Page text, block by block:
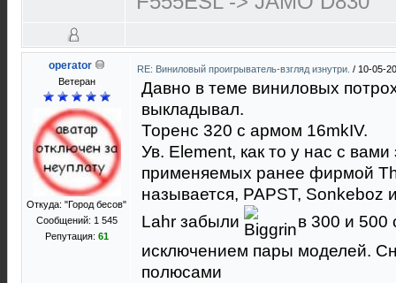
operator
Ветеран
Откуда: "Город бесов"
Сообщений: 1 545
Репутация: 61
RE: Виниловый проигрыватель-взгляд изнутри. / 10-05-
Давно в теме виниловых
выкладывал.
Торенс 320 с армом 16mkIV.
Ув. Element, как то у нас с
применяемых ранее фирмой
называется, PAPST, Sonkeboz
Lahr забыли
в 300 и 500
исключением пары моделей.
полюсами